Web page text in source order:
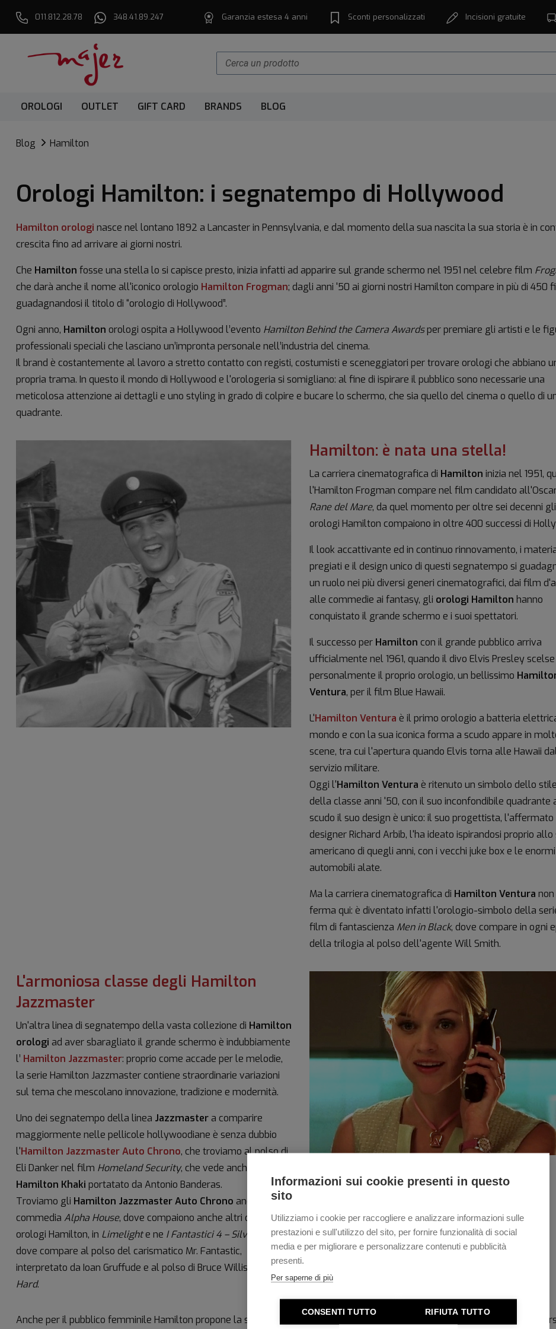
Informazioni sui cookie presenti in questo
sito
Utilizziamo i cookie per raccogliere e analizzare informazioni sulle
prestazioni e sull'utilizzo del sito, per fornire funzionalità di social
media e per migliorare e personalizzare contenuti e pubblicità
presenti.
Per saperne di più
CONSENTI TUTTO RIFIUTA TUTTO
011.812.28.78 348.41.89.247 Garanzia estesa 4 anni Sconti personalizzati Incisioni gratuite
OROLOGI OUTLET GIFT CARD BRANDS BLOG
Blog Hamilton
Orologi Hamilton: i segnatempo di Hollywood
Hamilton orologi nasce nel lontano 1892 a Lancaster in Pennsylvania, e dal momento della sua nascita la sua storia è in
crescita fino ad arrivare ai giorni nostri.
Che Hamilton fosse una stella lo si capisce presto, inizia infatti ad apparire sul grande schermo nel 1951 nel celebre film
che darà anche il nome all'iconico orologio Hamilton Frogman; dagli anni '50 ai giorni nostri Hamilton compare in più di 450
guadagnandosi il titolo di “orologio di Hollywood”.
Ogni anno, Hamilton orologi ospita a Hollywood l’evento Hamilton Behind the Camera Awardsper premiare gli artisti e le
professionali speciali che lasciano un’impronta personale nell’industria del cinema.
Il brand è costantemente al lavoro a stretto contatto con registi, costumisti e sceneggiatori per trovare orologi che abbiano
propria trama. In questo il mondo di Hollywood e l'orologeria si somigliano: al fine di ispirare il pubblico sono necessarie una
meticolosa attenzione ai dettagli e uno styling in grado di colpire e bucare lo schermo, che sia quello del cinema o quello di
quadrante.
Hamilton: è nata una stella!
La carriera cinematografica di Hamilton inizia nel 1951,
l'Hamilton Frogman compare nel film candidato
Rane del Mare, da quel momento per oltre sei decenni gli
orologi Hamilton compaiono in oltre 400 successi di
Il look accattivante ed in continuo rinnovamento, i
pregiati e il design unico di questi segnatempo si
un ruolo nei più diversi generi cinematografici, dai film
alle commedie ai fantasy, gli orologi Hamilton hanno
conquistato il grande schermo e i suoi spettatori.
Il successo per Hamilton con il grande pubblico arriva
ufficialmente nel 1961, quando il divo Elvis Presley scelse
personalmente il proprio orologio, un bellissimo
Ventura, per il film Blue Hawaii.
L'Hamilton Ventura è il primo orologio a batteria
mondo e con la sua iconica forma a scudo appare in
scene, tra cui l'apertura quando Elvis torna alle Hawaii
servizio militare.
Oggi l'Hamilton Ventura è ritenuto un simbolo dello
della classe anni '50, con il suo inconfondibile quadrante
scudo il suo design è unico: il suo progettista, l'affermato
designer Richard Arbib, l'ha ideato ispirandosi proprio allo
americano di quegli anni, con i vecchi juke box e le enormi
automobili alate.
Ma la carriera cinematografica di Hamilton Ventura non
ferma qui: è diventato infatti l'orologio-simbolo della
film di fantascienza Men in Black, dove compare in ogni
della trilogia al polso dell'agente Will Smith.
L'armoniosa classe degli Hamilton
Jazzmaster
Un'altra linea di segnatempo della vasta collezione di Hamilton
orologi ad aver sbaragliato il grande schermo è indubbiamente
l’ Hamilton Jazzmaster: proprio come accade per le melodie,
la serie Hamilton Jazzmaster contiene straordinarie variazioni
sul tema che mescolano innovazione, tradizione e modernità.
Uno dei segnatempo della linea Jazzmastera comparire
maggiormente nelle pellicole hollywoodiane è senza dubbio
l'Hamilton Jazzmaster Auto Chrono, che troviamo al polso di
Eli Danker nel film Homeland Security, che vede anche un
Hamilton Khaki portatato da Antonio Banderas.
Troviamo gli Hamilton Jazzmaster Auto Chrono anche nella
commedia Alpha House, dove compaiono anche altri due
orologi Hamilton, in Limelighte ne I Fantastici 4 – Silver Surfer,
dove compare al polso del carismatico Mr. Fantastic,
interpretato da Ioan Gruffude e al polso di Bruce Willis in
Die
Hard.
Anche per il pubblico femminile Hamilton propone la sua collezione di
al polso della bella Reese